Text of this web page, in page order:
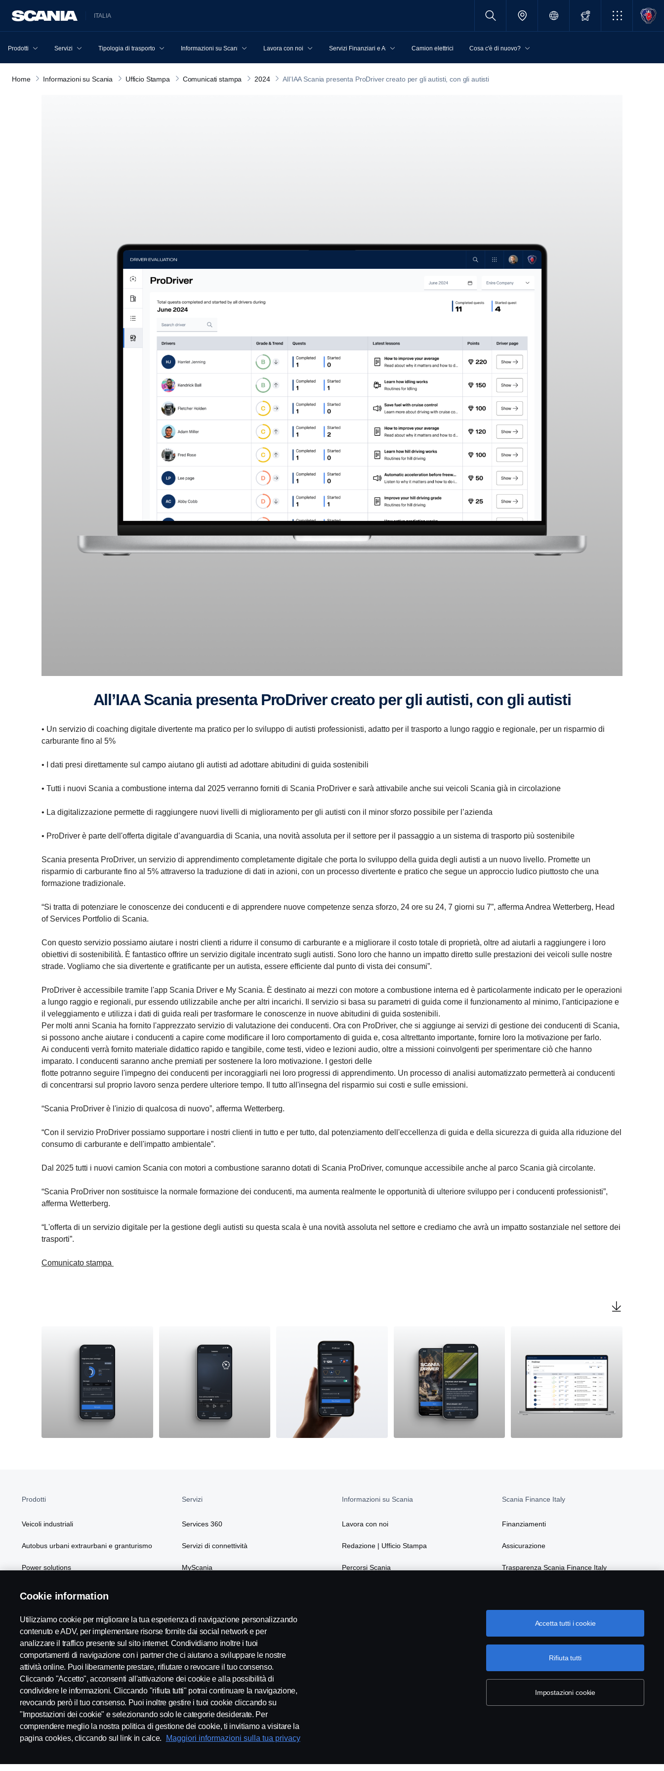
ITALIA
Prodotti Servizi Tipologia di trasporto Informazioni su Scania Lavora con noi Servizi Finanziari e AssicurativiCamion elettrici Cosa c'è di nuovo?
Home Informazioni su Scania Ufficio Stampa Comunicati stampa 2024 All’IAA Scania presenta ProDriver creato per gli autisti, con gli autisti
All’IAA Scania presenta ProDriver creato per gli autisti, con gli autisti
• Un servizio di coaching digitale divertente ma pratico per lo sviluppo di autisti professionisti, adatto per il trasporto a lungo raggio e regionale, per un risparmio di
carburante fino al 5%
• I dati presi direttamente sul campo aiutano gli autisti ad adottare abitudini di guida sostenibili
• Tutti i nuovi Scania a combustione interna dal 2025 verranno forniti di Scania ProDriver e sarà attivabile anche sui veicoli Scania già in circolazione
• La digitalizzazione permette di raggiungere nuovi livelli di miglioramento per gli autisti con il minor sforzo possibile per l’azienda
• ProDriver è parte dell'offerta digitale d’avanguardia di Scania, una novità assoluta per il settore per il passaggio a un sistema di trasporto più sostenibile
Scania presenta ProDriver, un servizio di apprendimento completamente digitale che porta lo sviluppo della guida degli autisti a un nuovo livello. Promette un
risparmio di carburante fino al 5% attraverso la traduzione di dati in azioni, con un processo divertente e pratico che segue un approccio ludico piuttosto che una
formazione tradizionale.
“Si tratta di potenziare le conoscenze dei conducenti e di apprendere nuove competenze senza sforzo, 24 ore su 24, 7 giorni su 7”, afferma Andrea Wetterberg, Head
of Services Portfolio di Scania.
Con questo servizio possiamo aiutare i nostri clienti a ridurre il consumo di carburante e a migliorare il costo totale di proprietà, oltre ad aiutarli a raggiungere i loro
obiettivi di sostenibilità. È fantastico offrire un servizio digitale incentrato sugli autisti. Sono loro che hanno un impatto diretto sulle prestazioni dei veicoli sulle nostre
strade. Vogliamo che sia divertente e gratificante per un autista, essere efficiente dal punto di vista dei consumi”.
ProDriver è accessibile tramite l'app Scania Driver e My Scania. È destinato ai mezzi con motore a combustione interna ed è particolarmente indicato per le operazioni
a lungo raggio e regionali, pur essendo utilizzabile anche per altri incarichi. Il servizio si basa su parametri di guida come il funzionamento al minimo, l'anticipazione e
il veleggiamento e utilizza i dati di guida reali per trasformare le conoscenze in nuove abitudini di guida sostenibili.
Per molti anni Scania ha fornito l'apprezzato servizio di valutazione dei conducenti. Ora con ProDriver, che si aggiunge ai servizi di gestione dei conducenti di Scania,
si possono anche aiutare i conducenti a capire come modificare il loro comportamento di guida e, cosa altrettanto importante, fornire loro la motivazione per farlo.
Ai conducenti verrà fornito materiale didattico rapido e tangibile, come testi, video e lezioni audio, oltre a missioni coinvolgenti per sperimentare ciò che hanno
imparato. I conducenti saranno anche premiati per sostenere la loro motivazione. I gestori delle
flotte potranno seguire l'impegno dei conducenti per incoraggiarli nei loro progressi di apprendimento. Un processo di analisi automatizzato permetterà ai conducenti
di concentrarsi sul proprio lavoro senza perdere ulteriore tempo. Il tutto all'insegna del risparmio sui costi e sulle emissioni.
“Scania ProDriver è l'inizio di qualcosa di nuovo”, afferma Wetterberg.
“Con il servizio ProDriver possiamo supportare i nostri clienti in tutto e per tutto, dal potenziamento dell'eccellenza di guida e della sicurezza di guida alla riduzione del
consumo di carburante e dell'impatto ambientale”.
Dal 2025 tutti i nuovi camion Scania con motori a combustione saranno dotati di Scania ProDriver, comunque accessibile anche al parco Scania già circolante.
“Scania ProDriver non sostituisce la normale formazione dei conducenti, ma aumenta realmente le opportunità di ulteriore sviluppo per i conducenti professionisti”,
afferma Wetterberg.
“L'offerta di un servizio digitale per la gestione degli autisti su questa scala è una novità assoluta nel settore e crediamo che avrà un impatto sostanziale nel settore dei
trasporti”.
Comunicato stampa
Prodotti
Veicoli industriali
Autobus urbani extraurbani e granturismo
Power solutions
Servizi
Services 360
Servizi di connettività
MyScania
Informazioni su Scania
Lavora con noi
Redazione | Ufficio Stampa
Percorsi Scania
Scania Finance Italy
Finanziamenti
Assicurazione
Trasparenza Scania Finance Italy
Scania in Your Region: Italia
Note legali Privacy statement Cookies Whistleblowing Modello 231
Cookie information
Utilizziamo cookie per migliorare la tua esperienza di navigazione personalizzando
contenuto e ADV, per implementare risorse fornite dai social network e per
analizzare il traffico presente sul sito internet. Condividiamo inoltre i tuoi
comportamenti di navigazione con i partner che ci aiutano a sviluppare le nostre
attività online. Puoi liberamente prestare, rifiutare o revocare il tuo consenso.
Cliccando "Accetto", acconsenti all'attivazione dei cookie e alla possibilità di
condividere le informazioni. Cliccando "rifiuta tutti" potrai continuare la navigazione,
revocando però il tuo consenso. Puoi inoltre gestire i tuoi cookie cliccando su
"Impostazioni dei cookie" e selezionando solo le categorie desiderate. Per
comprendere meglio la nostra politica di gestione dei cookie, ti invitiamo a visitare la
pagina cookies, cliccando sul link in calce.
Maggiori informazioni sulla tua privacy
Impostazioni cookie
Rifiuta tutti
Accetta tutti i cookie